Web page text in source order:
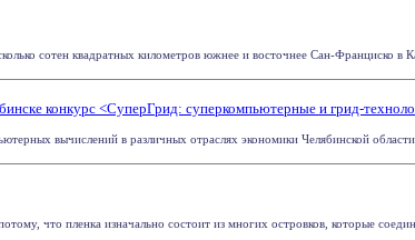
сотен квадратных километров южнее и восточнее Сан-Франциско в
конкурс <СуперГрид: суперкомпьютерные и грид-
вычислений в различных отраслях экономики Челябинской
что пленка изначально состоит из многих островков, которые